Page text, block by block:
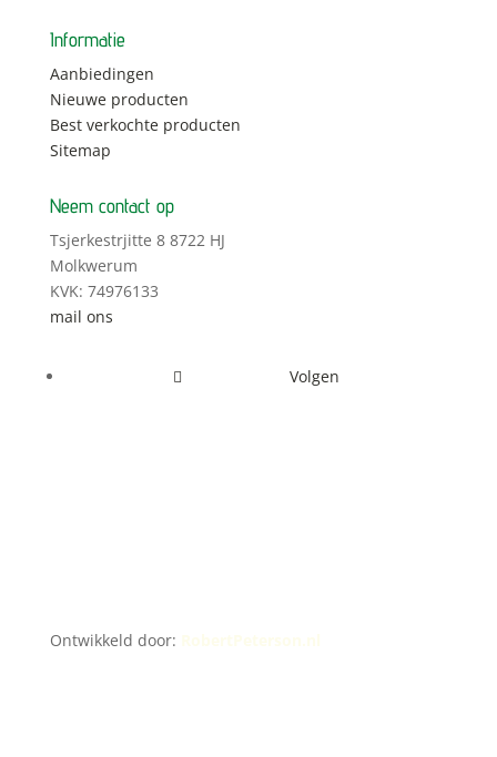
Informatie
Aanbiedingen
Nieuwe producten
Best verkochte producten
Sitemap
Neem contact op
Tsjerkestrjitte 8 8722 HJ
Molkwerum
KVK: 74976133
mail ons
Volgen
Ontwikkeld door: